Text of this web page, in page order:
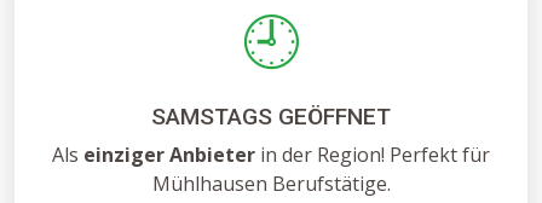
🕘
SAMSTAGS GEÖFFNET
Als einziger Anbieter in der Region! Perfekt für
Mühlhausen Berufstätige.